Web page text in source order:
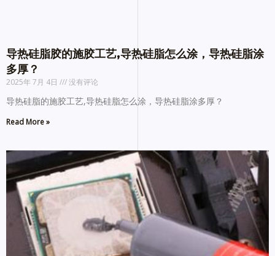
导热硅脂胶的施胶工艺,导热硅脂怎么涂，导热硅脂涂
多厚？
2025年 7月 4日 没有评论
导热硅脂的施胶工艺,导热硅脂怎么涂，导热硅脂涂多厚？
Read More »